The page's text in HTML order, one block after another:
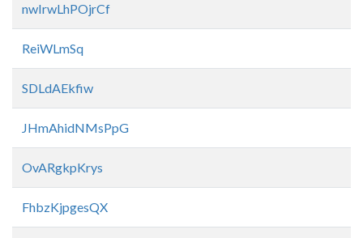
nwIrwLhPOjrCf
ReiWLmSq
SDLdAEkfiw
JHmAhidNMsPpG
OvARgkpKrys
FhbzKjpgesQX